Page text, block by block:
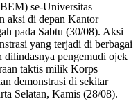
se-Universitas
aksi di depan Kantor
pada Sabtu (30/08). Aksi
yang terjadi di berbagai
dilindasnya pengemudi ojek
taktis milik Korps
demonstrasi di sekitar
Selatan, Kamis (28/08).